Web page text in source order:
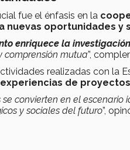
fue el énfasis en la
nuevas oportunidades y
enriquece la
comprensión mutua”,
realizadas con la
de
se convierten en el escenario
y sociales del futuro”,